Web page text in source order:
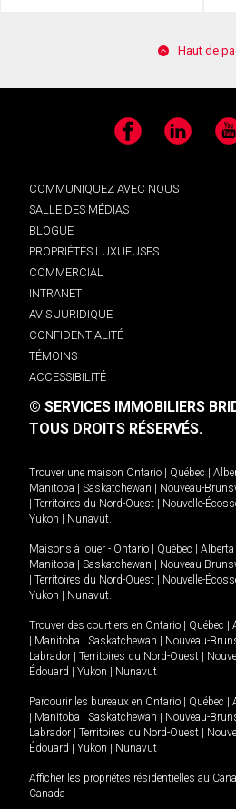
Haut de
Facebook LinkedIn
COMMUNIQUEZ AVEC NOUS
SALLE DES MÉDIAS
BLOGUE
PROPRIÉTÉS LUXUEUSES
COMMERCIAL
INTRANET
AVIS JURIDIQUE
CONFIDENTIALITÉ
TÉMOINS
ACCESSIBILITÉ
© SERVICES IMMOBILIERS
TOUS DROITS RÉSERVÉS.
Trouver une maison Ontario Québec
Manitoba
Saskatchewan Nouveau-
Territoires du Nord-Ouest Nouvelle-
Yukon
Nunavut.
Maisons à louer - Ontario Québec Alberta
Manitoba
Saskatchewan Nouveau-
Territoires du Nord-Ouest Nouvelle-
Yukon
Nunavut.
Trouver des courtiers en Ontario Québec
Manitoba Saskatchewan Nouveau-
Labrador
Territoires du Nord-Ouest
Édouard
Yukon Nunavut
Parcourir les bureaux en Ontario Québec
Manitoba Saskatchewan Nouveau-
Labrador
Territoires du Nord-Ouest
Édouard
Yukon Nunavut
Afficher les propriétés résidentielles au
Canada